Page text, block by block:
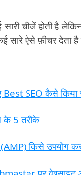
चीजें होती है
ऐसे फ़ीचर देता है
Best SEO कैसे किया
5 तरीके
किसे उपयोग